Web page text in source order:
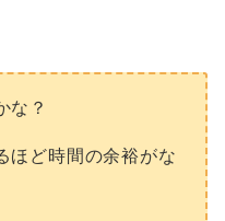
な？
ほど時間の余裕がな